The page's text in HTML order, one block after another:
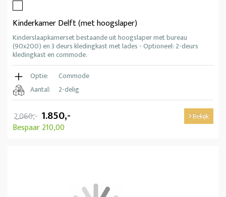
Kinderkamer Delft (met hoogslaper)
Kinderslaapkamerset bestaande uit hoogslaper met bureau
(90x200) en 3 deurs kledingkast met lades - Optioneel: 2-deurs
kledingkast en commode.
Optie:
Commode
Aantal:
2-delig
2.060,- 1.850,-
Bespaar 210,00
Bekijk